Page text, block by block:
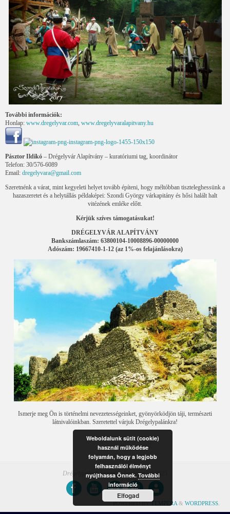
További információk:
Honlap: www.dregelyvar.com www.dregelyvaralapitvany.hu
Pásztor Ildikó – Drégelyvár Alapítvány – kuratóriumi tag, koordinátor
Telefon: 30/576-6089
Email: dregelyvara@gmail.com
Szeretnénk a várat, mint kegyeleti helyet tovább építeni, hogy méltóbban tiszteleghessünk a
hazaszeretet és a helytállás példaképei: Szondi György várkapitány és hősi halált halt
vitézének emléke előtt.
Kérjük szíves támogatásukat!
DRÉGELYVÁR ALAPÍTVÁNY
Bankszámlaszám: 63800104-10008896-00000000
Adószám: 19667410-1-12 (az 1%-os felajánlásokra)
Ismerje meg Ön is történelmi nevezetességeinket, gyönyörködjön táji, természeti
látnivalóinkban. Szeretettel várjuk Drégelypalánkra!
Drégelypalánk hivatalos honlapja (c) 2025
POWERED BYTEMPERA& WORDPRESS.
Weboldalunk sütit (cookie)
használ működése
folyamán, hogy a legjobb
felhasználói élményt
nyújthassa Önnek. További
információ
Elfogad